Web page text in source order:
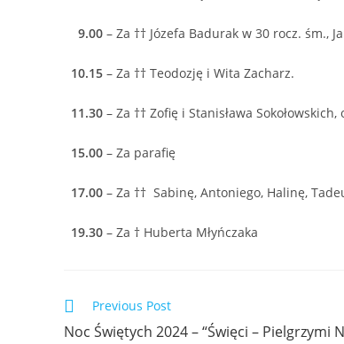
9.00 – Za †† Józefa Badurak w 30 rocz. śm.,
10.15 – Za †† Teodozję i Wita Zacharz.
11.30 – Za †† Zofię i Stanisława
15.00 – Za parafię
17.00 – Za †† Sabinę, Antoniego, Halinę,
19.30 – Za † Huberta Młyńczaka
Previous Post
Noc Świętych 2024 – “Święci – Pielgrzymi